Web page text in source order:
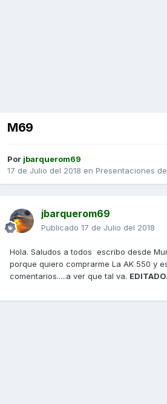
M69
Por jbarquerom69
17 de Julio del 2018 en Presentaciones
jbarquerom69
Publicado 17 de Julio del 2018
Hola. Saludos a todos escribo desde
porque quiero comprarme La AK 550 y
comentarios.....a ver que tal va. EDITADO.